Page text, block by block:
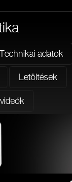
Technikai adatok
Letöltések